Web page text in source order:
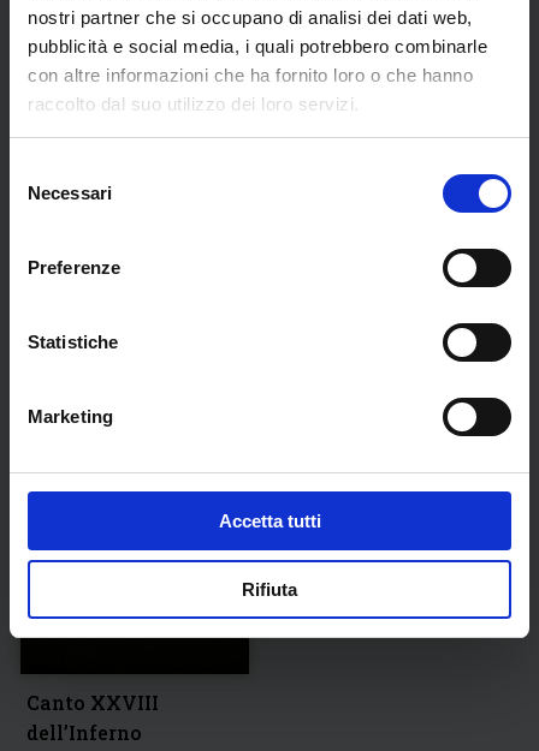
nostri partner che si occupano di analisi dei dati web,
pubblicità e social media, i quali potrebbero combinarle
con altre informazioni che ha fornito loro o che hanno
raccolto dal suo utilizzo dei loro servizi.
delNecessari
Preferenze
Statistiche
Marketing
Accetta tutti
Rifiuta
€ 1.200,00
Canto XXXII del
Canto XXVIII
dell’Inferno